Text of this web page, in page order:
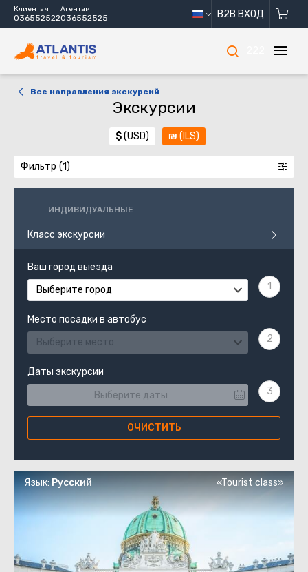
Клиентам
036552522
Агентам
036552525 B2B ВХОД
Все направления экскурсий
Экскурсии
$(USD) ₪ (ILS)
Фильтр
ИНДИВИДУАЛЬНЫЕ
Класс экскурсии
Ваш город выезда
Выберите город
Место посадки в автобус
Выберите место
Даты экскурсии
ОЧИСТИТЬ
Язык: Русский «Tourist class»